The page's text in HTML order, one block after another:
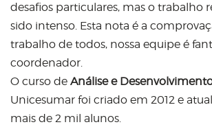
desafios particulares, mas o trabalho
sido intenso. Esta nota é a
trabalho de todos, nossa equipe é
coordenador.
O curso de Análise e
Unicesumar foi criado em 2012 e
mais de 2 mil alunos.